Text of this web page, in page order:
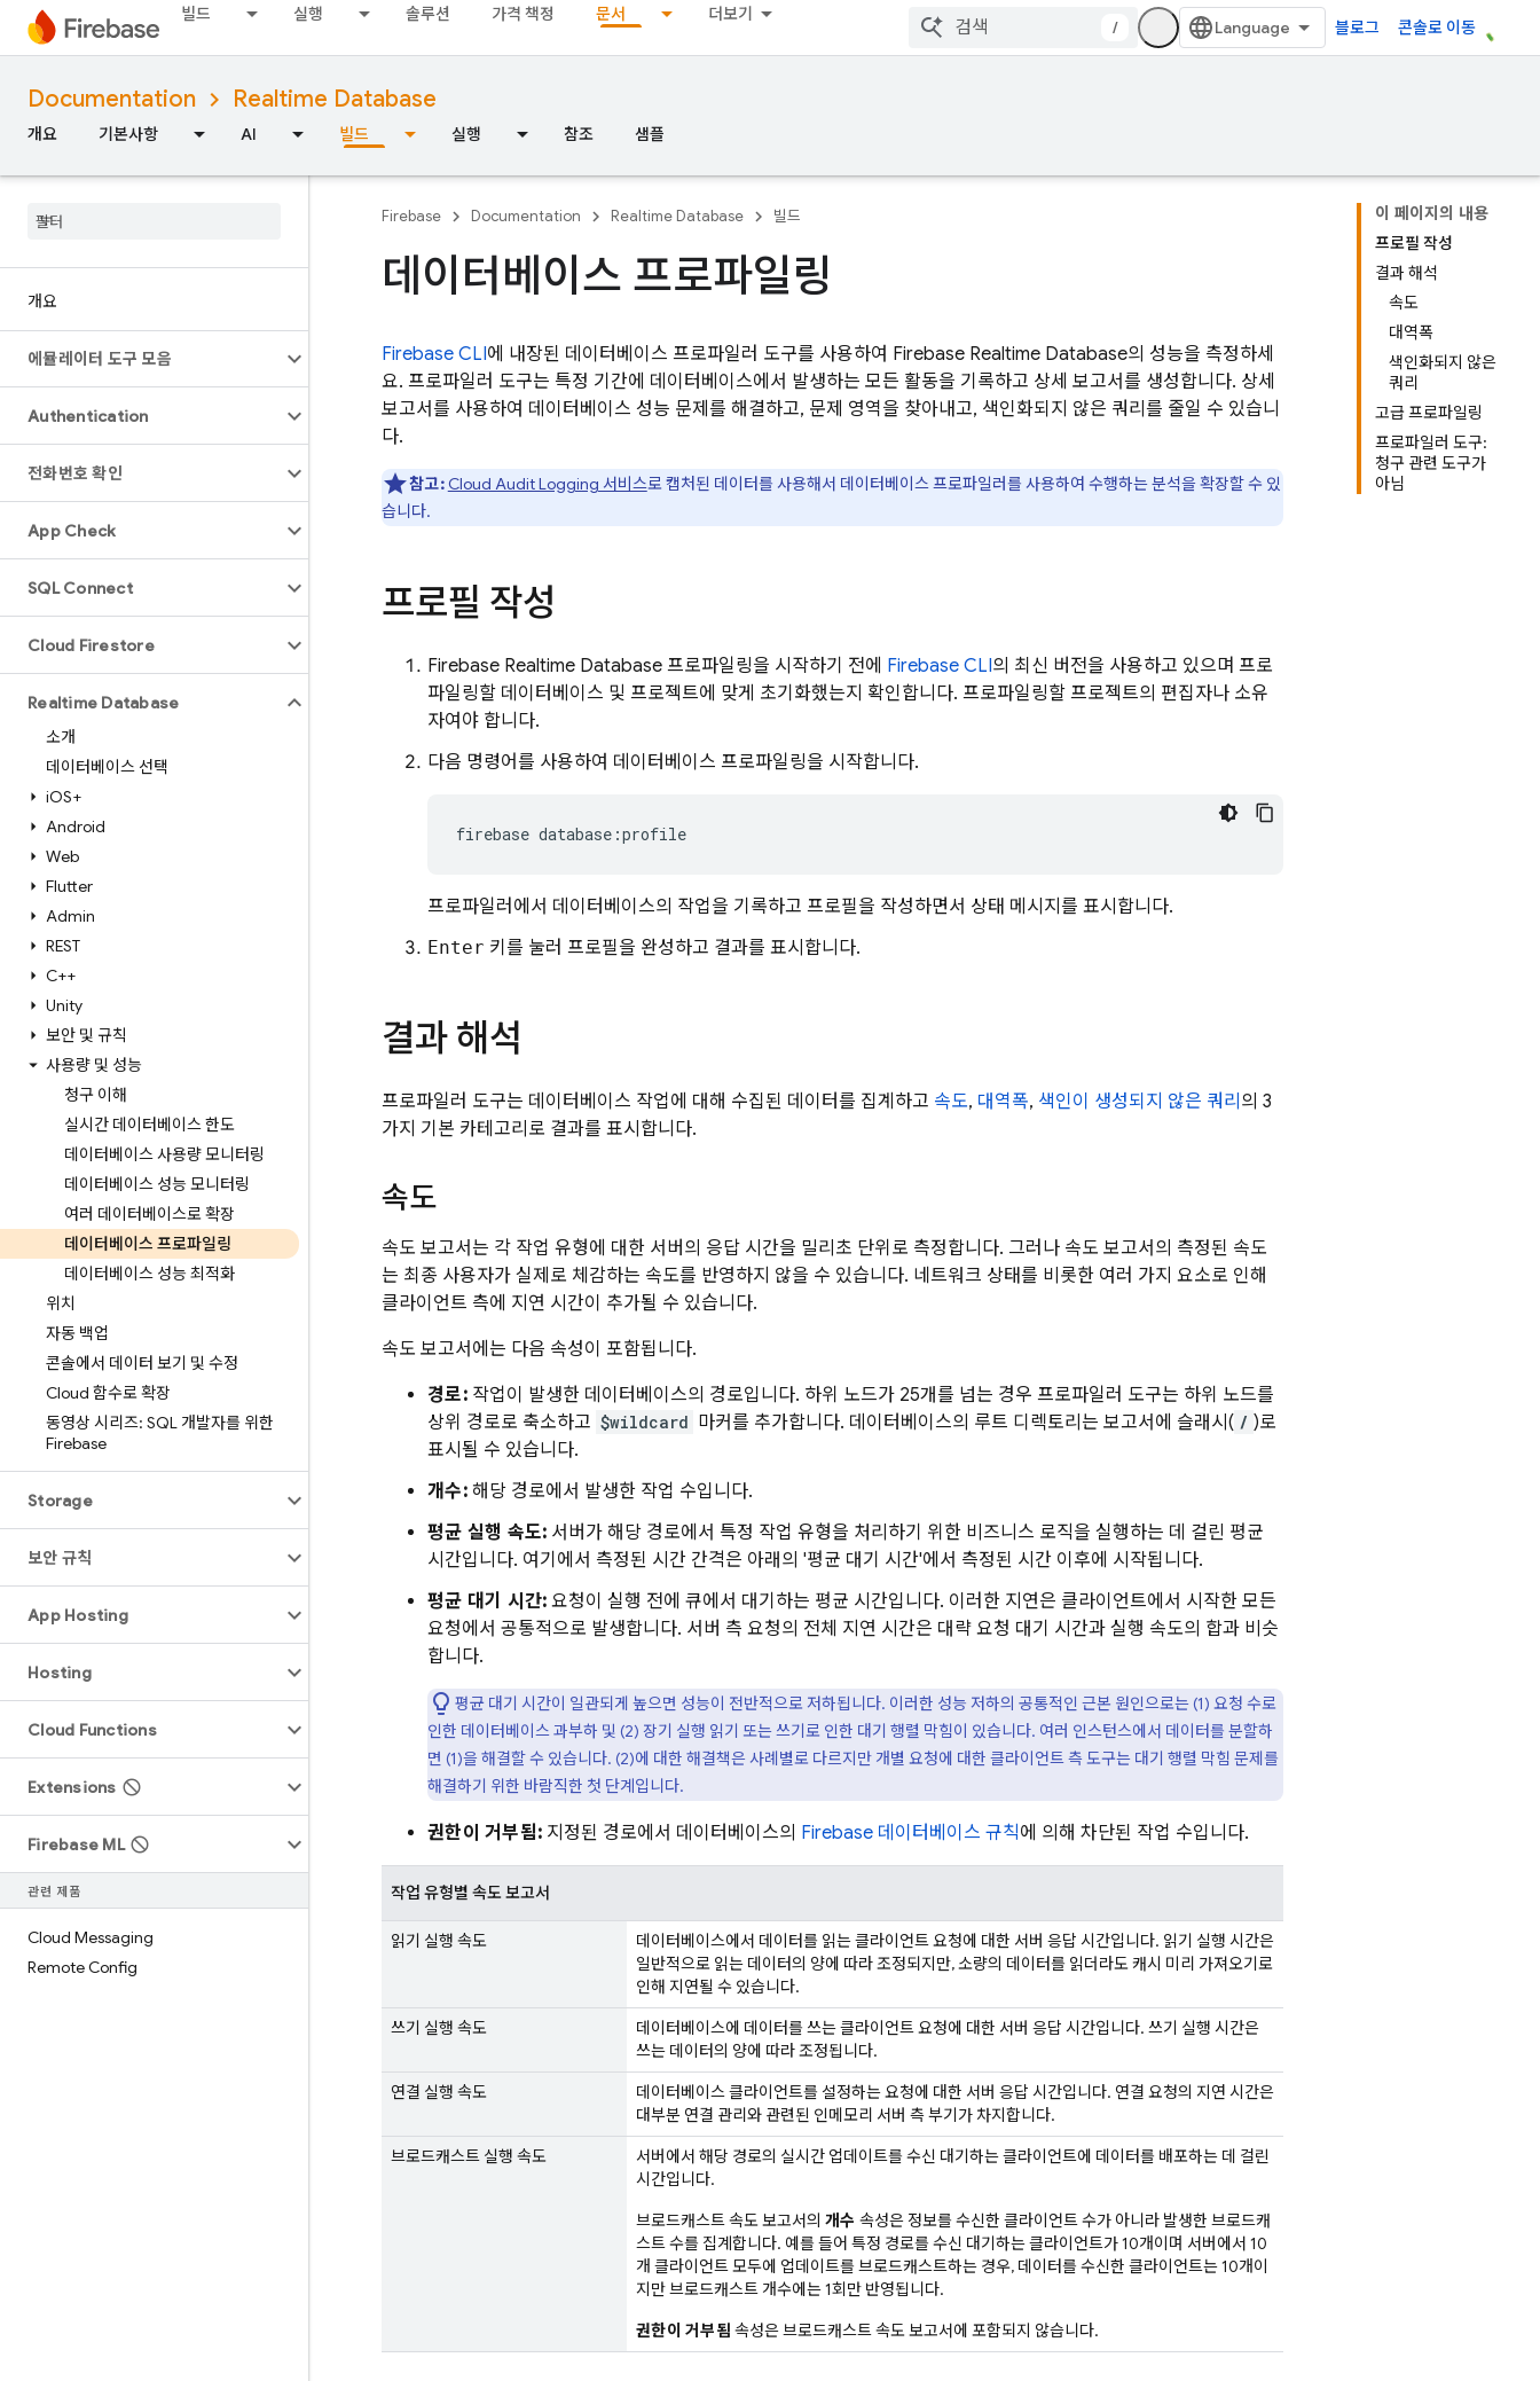
빌드 실행 솔루션 가격 책정 문서 더보기
/ 블로그 콘솔로 이동
Documentation Realtime Database
개요 기본사항 AI 빌드 실행 참조 샘플
개요
에뮬레이터 도구 모음
Authentication
전화번호 확인
App Check
SQL Connect
Cloud Firestore
Realtime Database
소개
데이터베이스 선택
iOS+
Android
Web
Flutter
Admin
REST
C++
Unity
보안 및 규칙
사용량 및 성능
청구 이해
실시간 데이터베이스 한도
데이터베이스 사용량 모니터링
데이터베이스 성능 모니터링
여러 데이터베이스로 확장
데이터베이스 프로파일링
데이터베이스 성능 최적화
위치
자동 백업
콘솔에서 데이터 보기 및 수정
Cloud 함수로 확장
동영상 시리즈: SQL 개발자를 위한
Firebase
Storage
보안 규칙
App Hosting
Hosting
Cloud Functions
Extensions
Firebase ML
관련 제품
Cloud Messaging
Remote Config
이 페이지의 내용
프로필 작성
결과 해석
속도
대역폭
색인화되지 않은
쿼리
고급 프로파일링
프로파일러 도구:
청구 관련 도구가
아님
Firebase Documentation Realtime Database 빌드
데이터베이스 프로파일링
Firebase CLI에 내장된 데이터베이스 프로파일러 도구를 사용하여 Firebase Realtime Database의 성능을 측정하세
요. 프로파일러 도구는 특정 기간에 데이터베이스에서 발생하는 모든 활동을 기록하고 상세 보고서를 생성합니다. 상세
보고서를 사용하여 데이터베이스 성능 문제를 해결하고, 문제 영역을 찾아내고, 색인화되지 않은 쿼리를 줄일 수 있습니
다.
참고: Cloud Audit Logging 서비스로 캡처된 데이터를 사용해서 데이터베이스 프로파일러를 사용하여 수행하는 분석을 확장할 수 있
습니다.
프로필 작성
Firebase Realtime Database 프로파일링을 시작하기 전에 Firebase CLI의 최신 버전을 사용하고 있으며 프로
파일링할 데이터베이스 및 프로젝트에 맞게 초기화했는지 확인합니다. 프로파일링할 프로젝트의 편집자나 소유
자여야 합니다.
다음 명령어를 사용하여 데이터베이스 프로파일링을 시작합니다.
firebase database:profile
프로파일러에서 데이터베이스의 작업을 기록하고 프로필을 작성하면서 상태 메시지를 표시합니다.
Enter 키를 눌러 프로필을 완성하고 결과를 표시합니다.
결과 해석
프로파일러 도구는 데이터베이스 작업에 대해 수집된 데이터를 집계하고 속도, 대역폭, 색인이 생성되지 않은 쿼리 의 3
가지 기본 카테고리로 결과를 표시합니다.
속도
속도 보고서는 각 작업 유형에 대한 서버의 응답 시간을 밀리초 단위로 측정합니다. 그러나 속도 보고서의 측정된 속도
는 최종 사용자가 실제로 체감하는 속도를 반영하지 않을 수 있습니다. 네트워크 상태를 비롯한 여러 가지 요소로 인해
클라이언트 측에 지연 시간이 추가될 수 있습니다.
속도 보고서에는 다음 속성이 포함됩니다.
경로:작업이 발생한 데이터베이스의 경로입니다. 하위 노드가 25개를 넘는 경우 프로파일러 도구는 하위 노드를
상위 경로로 축소하고 $wildcard 마커를 추가합니다. 데이터베이스의 루트 디렉토리는 보고서에 슬래시( / )로
표시될 수 있습니다.
개수:해당 경로에서 발생한 작업 수입니다.
평균 실행 속도: 서버가 해당 경로에서 특정 작업 유형을 처리하기 위한 비즈니스 로직을 실행하는 데 걸린 평균
시간입니다. 여기에서 측정된 시간 간격은 아래의 '평균 대기 시간'에서 측정된 시간 이후에 시작됩니다.
평균 대기 시간: 요청이 실행 전에 큐에서 대기하는 평균 시간입니다. 이러한 지연은 클라이언트에서 시작한 모든
요청에서 공통적으로 발생합니다. 서버 측 요청의 전체 지연 시간은 대략 요청 대기 시간과 실행 속도의 합과 비슷
합니다.
평균 대기 시간이 일관되게 높으면 성능이 전반적으로 저하됩니다. 이러한 성능 저하의 공통적인 근본 원인으로는 (1) 요청 수로
인한 데이터베이스 과부하 및 (2) 장기 실행 읽기 또는 쓰기로 인한 대기 행렬 막힘이 있습니다. 여러 인스턴스에서 데이터를 분할하
면 (1)을 해결할 수 있습니다. (2)에 대한 해결책은 사례별로 다르지만 개별 요청에 대한 클라이언트 측 도구는 대기 행렬 막힘 문제를
해결하기 위한 바람직한 첫 단계입니다.
권한이 거부됨: 지정된 경로에서 데이터베이스의 Firebase 데이터베이스 규칙에 의해 차단된 작업 수입니다.
작업 유형별 속도 보고서
읽기 실행 속도
데이터베이스에서 데이터를 읽는 클라이언트 요청에 대한 서버 응답 시간입니다. 읽기 실행 시간은
일반적으로 읽는 데이터의 양에 따라 조정되지만, 소량의 데이터를 읽더라도 캐시 미리 가져오기로
인해 지연될 수 있습니다.
쓰기 실행 속도
데이터베이스에 데이터를 쓰는 클라이언트 요청에 대한 서버 응답 시간입니다. 쓰기 실행 시간은
쓰는 데이터의 양에 따라 조정됩니다.
연결 실행 속도
데이터베이스 클라이언트를 설정하는 요청에 대한 서버 응답 시간입니다. 연결 요청의 지연 시간은
대부분 연결 관리와 관련된 인메모리 서버 측 부기가 차지합니다.
브로드캐스트 실행 속도
서버에서 해당 경로의 실시간 업데이트를 수신 대기하는 클라이언트에 데이터를 배포하는 데 걸린
시간입니다.
브로드캐스트 속도 보고서의 개수 속성은 정보를 수신한 클라이언트 수가 아니라 발생한 브로드캐
스트 수를 집계합니다. 예를 들어 특정 경로를 수신 대기하는 클라이언트가 10개이며 서버에서 10
개 클라이언트 모두에 업데이트를 브로드캐스트하는 경우, 데이터를 수신한 클라이언트는 10개이
지만 브로드캐스트 개수에는 1회만 반영됩니다.
권한이 거부됨 속성은 브로드캐스트 속도 보고서에 포함되지 않습니다.